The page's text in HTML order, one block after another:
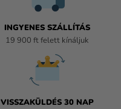
INGYENES SZÁLLÍTÁS
19 900 ft felett kínáljuk
VISSZAKÜLDÉS 30 NAP